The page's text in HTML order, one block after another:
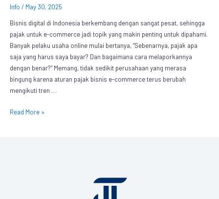
Info / May 30, 2025
Bisnis digital di Indonesia berkembang dengan sangat pesat, sehingga
pajak untuk e-commerce jadi topik yang makin penting untuk dipahami.
Banyak pelaku usaha online mulai bertanya, “Sebenarnya, pajak apa
saja yang harus saya bayar? Dan bagaimana cara melaporkannya
dengan benar?” Memang, tidak sedikit perusahaan yang merasa
bingung karena aturan pajak bisnis e-commerce terus berubah
mengikuti tren …
Read More »